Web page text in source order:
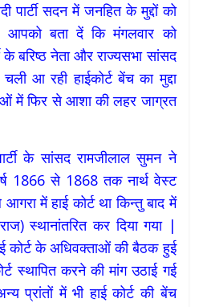
पार्टी सदन में जनहित के मुद्दों को
बता दें कि मंगलवार को
के बरिष्ठ नेता और राज्यसभा सांसद
आ रही हाईकोर्ट बेंच का मुद्दा
में फिर से आशा की लहर जाग्रत
के सांसद रामजीलाल सुमन ने
1866 से 1868 तक नार्थ वेस्ट
में हाई कोर्ट था किन्तु बाद में
स्थानांतरित कर दिया गया |
कोर्ट के अधिवक्ताओं की बैठक हुई
स्थापित करने की मांग उठाई गई
प्रांतों में भी हाई कोर्ट की बेंच